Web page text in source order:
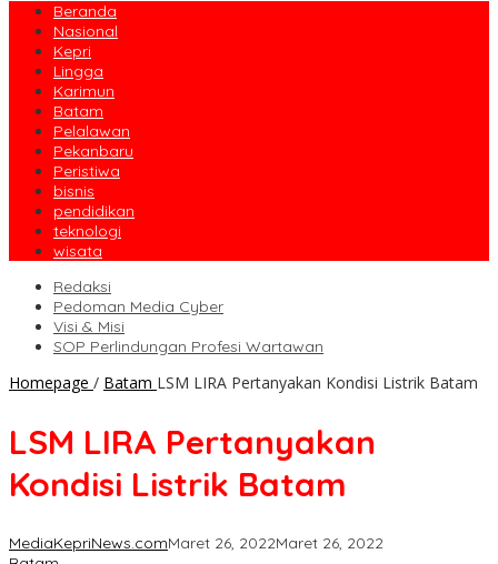
Beranda
Nasional
Kepri
Lingga
Karimun
Batam
Pelalawan
Pekanbaru
Peristiwa
bisnis
pendidikan
teknologi
wisata
Redaksi
Pedoman Media Cyber
Visi & Misi
SOP Perlindungan Profesi Wartawan
Homepage / Batam LSM LIRA Pertanyakan Kondisi Listrik Batam
LSM LIRA Pertanyakan
Kondisi Listrik Batam
MediaKepriNews.comMaret 26, 2022Maret 26, 2022